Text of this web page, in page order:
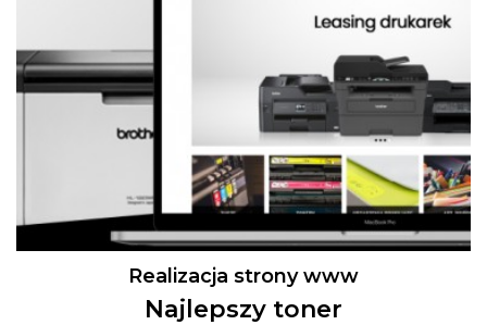
Realizacja strony www
Najlepszy toner